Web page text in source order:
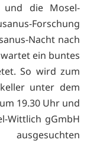
und die Mosel-
Forschung
Nacht nach
ein buntes
So wird zum
unter dem
19.30 Uhr und
Wittlich gGmbH